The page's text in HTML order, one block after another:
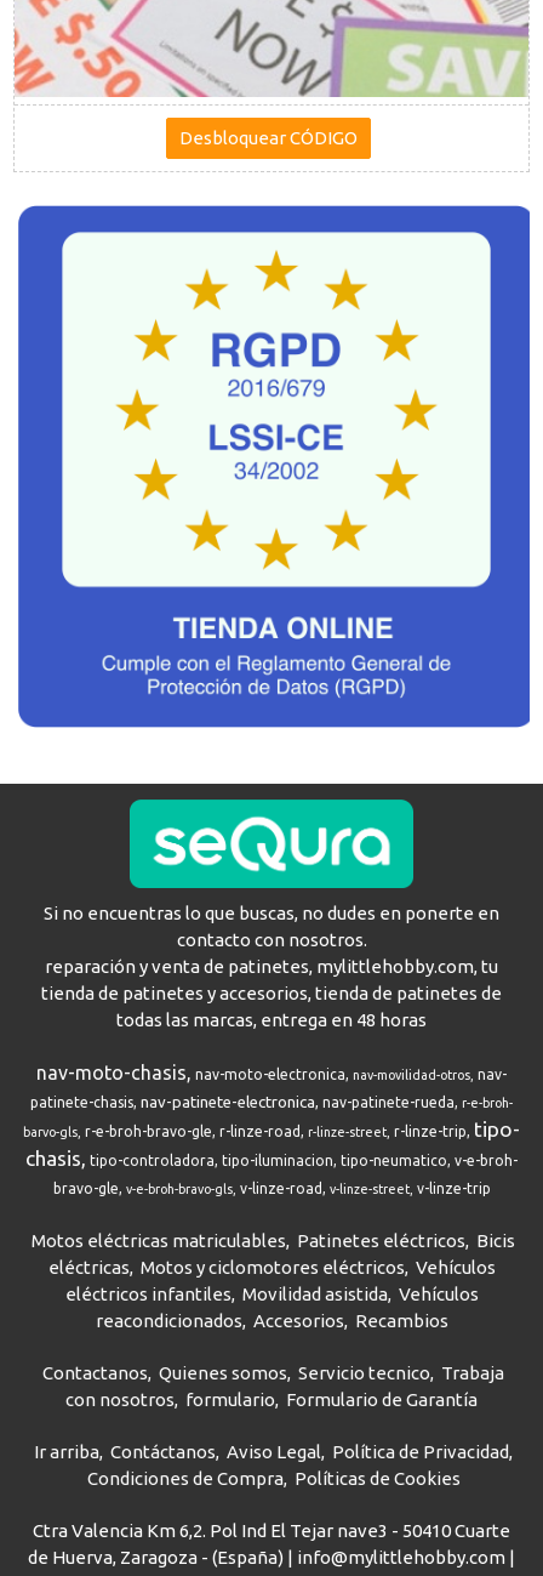
Si no encuentras lo que buscas, no dudes en ponerte en
contacto con nosotros.
reparación y venta de patinetes, mylittlehobby.com, tu
tienda de patinetes y accesorios, tienda de patinetes de
todas las marcas, entrega en 48 horas
nav-moto-chasis nav-moto-electronica nav-movilidad-otros nav-
patinete-chasis nav-patinete-electronica nav-patinete-rueda
r-e-broh-
barvo-gls r-e-broh-bravo-gle r-linze-road r-linze-street r-linze-trip
tipo-
chasis
tipo-controladora tipo-iluminacion tipo-neumatico v-e-broh-
bravo-gle v-e-broh-bravo-gls v-linze-road v-linze-street v-linze-trip
Motos eléctricas matriculables Patinetes eléctricos
Bicis
eléctricas Motos y ciclomotores eléctricos Vehículos
eléctricos infantiles Movilidad asistida Vehículos
reacondicionados Accesorios Recambios
Contactanos Quienes somos Servicio tecnico
Trabaja
con nosotros
formulario Formulario de Garantía
Ir arriba Contáctanos Aviso Legal
Política de Privacidad
Condiciones de Compra
Políticas de Cookies
Ctra Valencia Km 6,2. Pol Ind El Tejar nave3 - 50410 Cuarte
de Huerva, Zaragoza - (España) | info@mylittlehobby.com |